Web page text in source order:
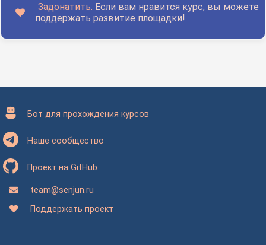
Задонатить. Если вам нравится курс, вы можете
поддержать развитие площадки!
Бот для прохождения курсов
Наше сообщество
Проект на GitHub
team@senjun.ru
Поддержать проект